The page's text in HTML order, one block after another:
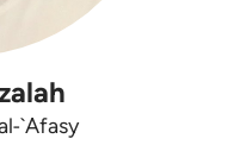
`Afasy